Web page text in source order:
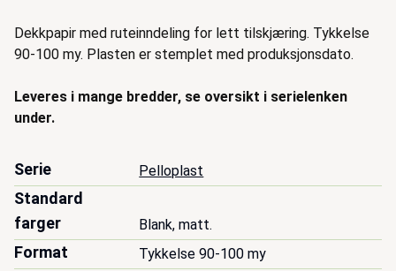
Dekkpapir med ruteinndeling for lett tilskjæring. Tykkelse
90-100 my. Plasten er stemplet med produksjonsdato.
Leveres i mange bredder, se oversikt i serielenken
under.
Serie Pelloplast
Standard
farger
Blank, matt.
Format Tykkelse 90-100 my